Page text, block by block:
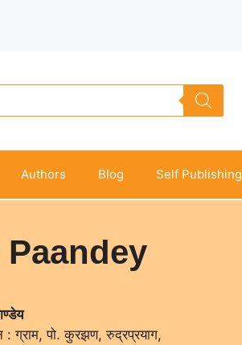
Authors Blog Self Publishing
: ग्राम, पो. कुरझण, रुद्रप्रयाग,